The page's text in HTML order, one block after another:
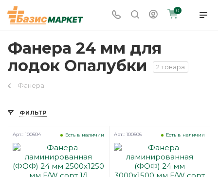
0
Фанера 24 мм для
лодок Опалубки
2 товара
Фанера
ФИЛЬТР
Есть в наличии
Арт.: 100504 Есть в наличии
Арт.: 100506